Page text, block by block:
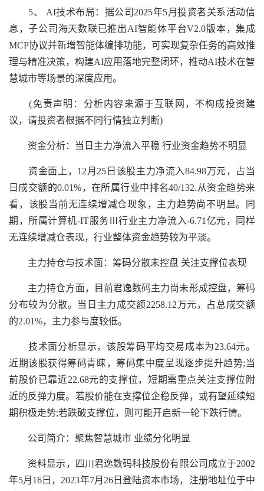
5、 AI技术布局：据公司2025年5月投资者关系活动信
息，子公司海天数联已推出AI智能体平台V2.0版本，集成
MCP协议并新增智能体编排功能，可实现复杂任务的高效推
理与精准决策，构建AI应用落地完整闭环，推动AI技术在智
慧城市等场景的深度应用。
(免责声明：分析内容来源于互联网，不构成投资建
议，请投资者根据不同行情独立判断)
资金分析：当日主力净流入平稳 行业资金趋势不明显
资金面上，12月25日该股主力净流入84.98万元，占当
日成交额的0.01%，在所属行业中排名40/132.从资金趋势来
看，该股当前无连续增减仓现象，主力趋势尚不明显。同
期，所属计算机-IT服务Ⅲ行业主力净流入-6.71亿元，同样
无连续增减仓表现，行业整体资金趋势较为平淡。
主力持仓与技术面：筹码分散未控盘 关注支撑位表现
主力持仓方面，目前君逸数码主力尚未形成控盘，筹码
分布较为分散。当日主力成交额2258.12万元，占总成交额
的2.01%，主力参与度较低。
技术面分析显示，该股筹码平均交易成本为23.64元。
近期该股获得筹码青睐，筹码集中度呈现逐步提升趋势;当
前股价已靠近22.68元的支撑位，短期需重点关注支撑位附
近的反弹力度。若股价能在支撑位企稳反弹，或有望延续短
期积极走势;若跌破支撑位，则可能开启新一轮下跌行情。
公司简介：聚焦智慧城市 业绩分化明显
资料显示，四川君逸数码科技股份有限公司成立于2002
年5月16日，2023年7月26日登陆资本市场，注册地址位于中